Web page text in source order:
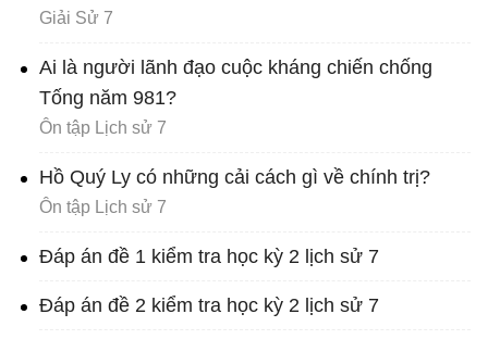
Giải Sử 7
Ai là người lãnh đạo cuộc kháng chiến chống
Tống năm 981?
Ôn tập Lịch sử 7
Hồ Quý Ly có những cải cách gì về chính trị?
Ôn tập Lịch sử 7
Đáp án đề 1 kiểm tra học kỳ 2 lịch sử 7
Đáp án đề 2 kiểm tra học kỳ 2 lịch sử 7